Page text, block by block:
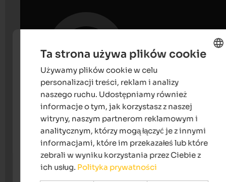
Ta strona używa plików cookie
Używamy plików cookie w celu
personalizacji treści, reklam i analizy
naszego ruchu. Udostępniamy również
informacje o tym, jak korzystasz z naszej
witryny, naszym partnerom reklamowym i
analitycznym, którzy mogą łączyć je z innymi
informacjami, które im przekazałeś lub które
zebrali w wyniku korzystania przez Ciebie z
ich usług. Polityka prywatności